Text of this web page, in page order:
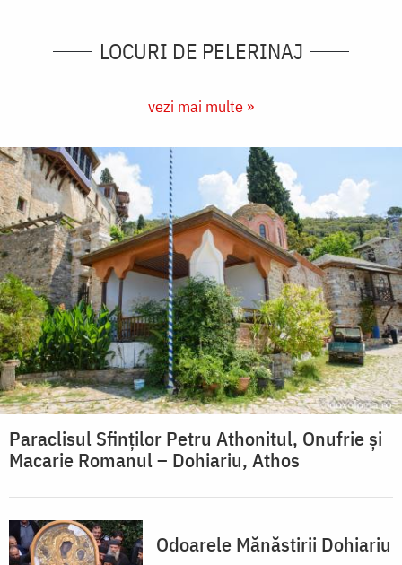
LOCURI DE PELERINAJ
vezi mai multe »
Paraclisul Sfinților Petru Athonitul, Onufrie și
Macarie Romanul – Dohiariu, Athos
Odoarele Mănăstirii Dohiariu